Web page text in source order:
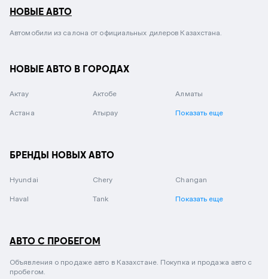
НОВЫЕ АВТО
Автомобили из салона от официальных дилеров Казахстана.
НОВЫЕ АВТО В ГОРОДАХ
Актау Актобе Алматы
Астана Атырау Показать еще
БРЕНДЫ НОВЫХ АВТО
Hyundai Chery Changan
Haval Tank Показать еще
АВТО С ПРОБЕГОМ
Объявления о продаже авто в Казахстане. Покупка и продажа авто с
пробегом.